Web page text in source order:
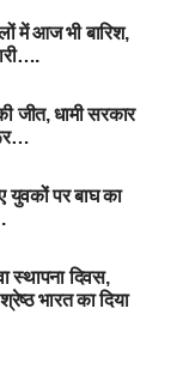
में आज भी बारिश,
जीत, धामी सरकार
पर बाघ का
स्थापना दिवस,
भारत का दिया